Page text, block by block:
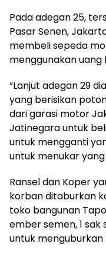
Pada adegan 25,
Pasar Senen,
membeli sepeda
menggunakan uang
“Lanjut adegan 29
yang berisikan
dari garasi motor
Jatinegara untuk
untuk mengganti
untuk menukar yang
Ransel dan Koper
korban ditaburkan
toko bangunan
ember semen, 1
untuk menguburkan